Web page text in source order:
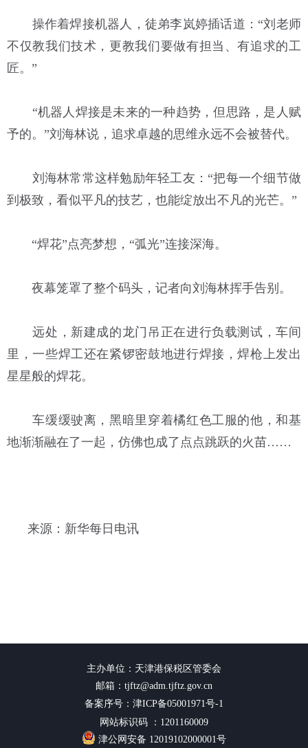
操作着焊接机器人，徒弟李岚婷插话道：“刘老师
不仅教我们技术，更教我们要做有担当、有追求的工
匠。”
“机器人焊接是未来的一种趋势，但思路，是人赋
予的。”刘海林说，追求卓越的思维永远不会被替代。
刘海林常常这样勉励年轻工友：“把每一个细节做
到极致，看似平凡的技艺，也能绽放出不凡的光芒。”
“焊花”点亮梦想，“弧光”连接深海。
夜幕笼罩了整个码头，记者向刘海林挥手告别。
远处，新建成的龙门吊正在进行负载测试，车间
里，一些焊工还在紧锣密鼓地进行焊接，焊枪上发出
星星般的焊花。
车缓缓驶离，黑暗里穿着橘红色工服的他，和基
地渐渐融在了一起，仿佛也成了点 点跳跃的火苗……
来源：新华每日电讯
主办单位：天津港保税区管委会
邮箱：tjftz@adm.tjftz.gov.cn
备案序号：津ICP备05001971号-1
网站标识码 ：1201160009
津公网安备 12019102000001号